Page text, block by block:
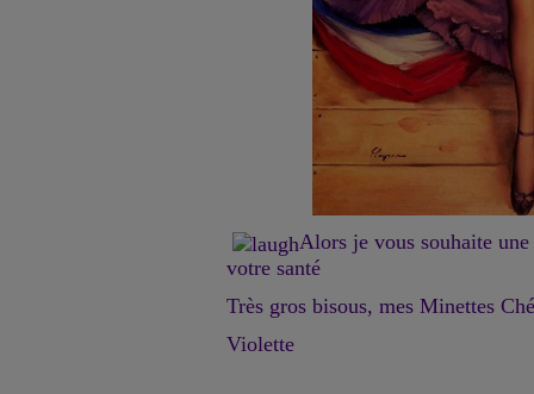
Alors je vous souhaite
votre santé
Très gros bisous, mes Minettes
Violette